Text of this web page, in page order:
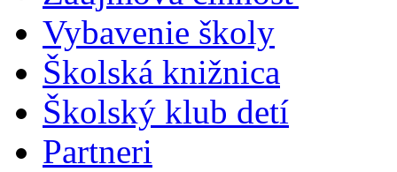
Vybavenie školy
Školská knižnica
Školský klub detí
Partneri